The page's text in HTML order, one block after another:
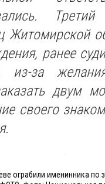
Житомирской
ранее
из-за
двум
своего
ограбили именинника по